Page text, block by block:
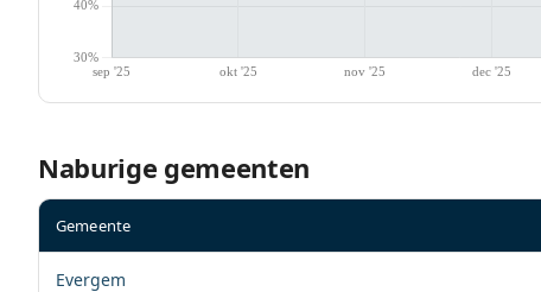
Naburige gemeenten
Gemeente
Evergem